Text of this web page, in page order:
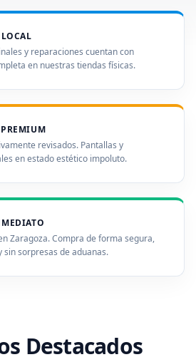
y reparaciones cuentan con
en nuestras tiendas físicas.
revisados. Pantallas y
en estado estético impoluto.
Zaragoza. Compra de forma segura,
sin sorpresas de aduanas.
Destacados